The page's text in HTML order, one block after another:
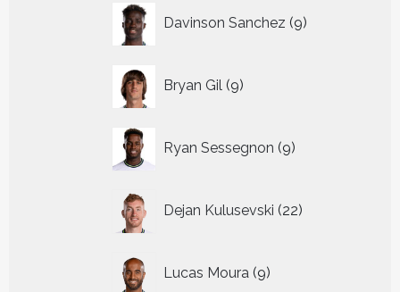
Davinson Sanchez 9
producten
Bryan Gil 9
producten
Ryan Sessegnon 9
producten
Dejan Kulusevski 22
producten
Lucas Moura 9
producten